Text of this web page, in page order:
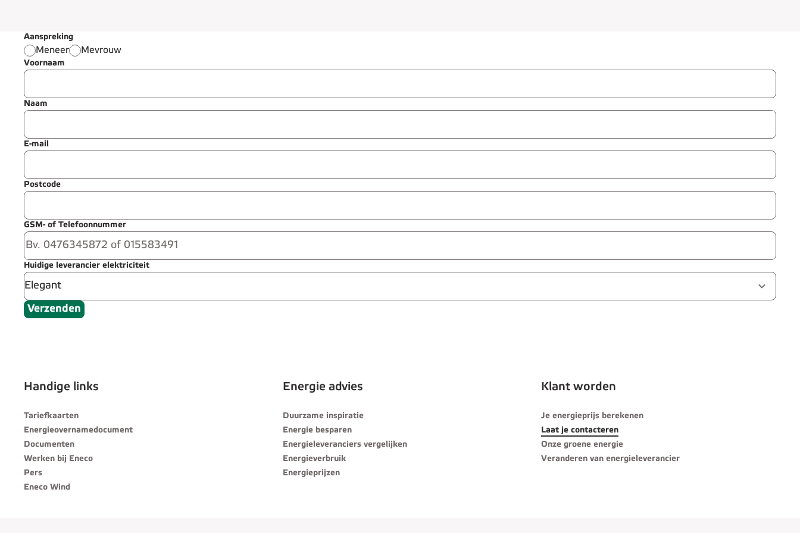
Aanspreking
Meneer Mevrouw
Voornaam
Naam
E-mail
Postcode
GSM- of Telefoonnummer
Huidige leverancier elektriciteit
Verzenden
Handige links
Tariefkaarten
Energieovernamedocument
Documenten
Werken bij Eneco
Pers
Eneco Wind
Energie advies
Duurzame inspiratie
Energie besparen
Energieleveranciers vergelijken
Energieverbruik
Energieprijzen
Klant worden
Je energieprijs berekenen
Laat je contacteren
Onze groene energie
Veranderen van energieleverancier